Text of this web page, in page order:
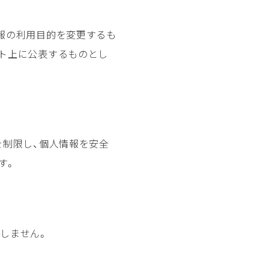
の利用目的を変更するも
上に公表するものとし
限し、個人情報を安全
。
ません。